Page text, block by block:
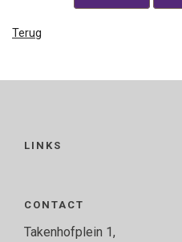
Terug
LINKS
CONTACT
Takenhofplein 1,